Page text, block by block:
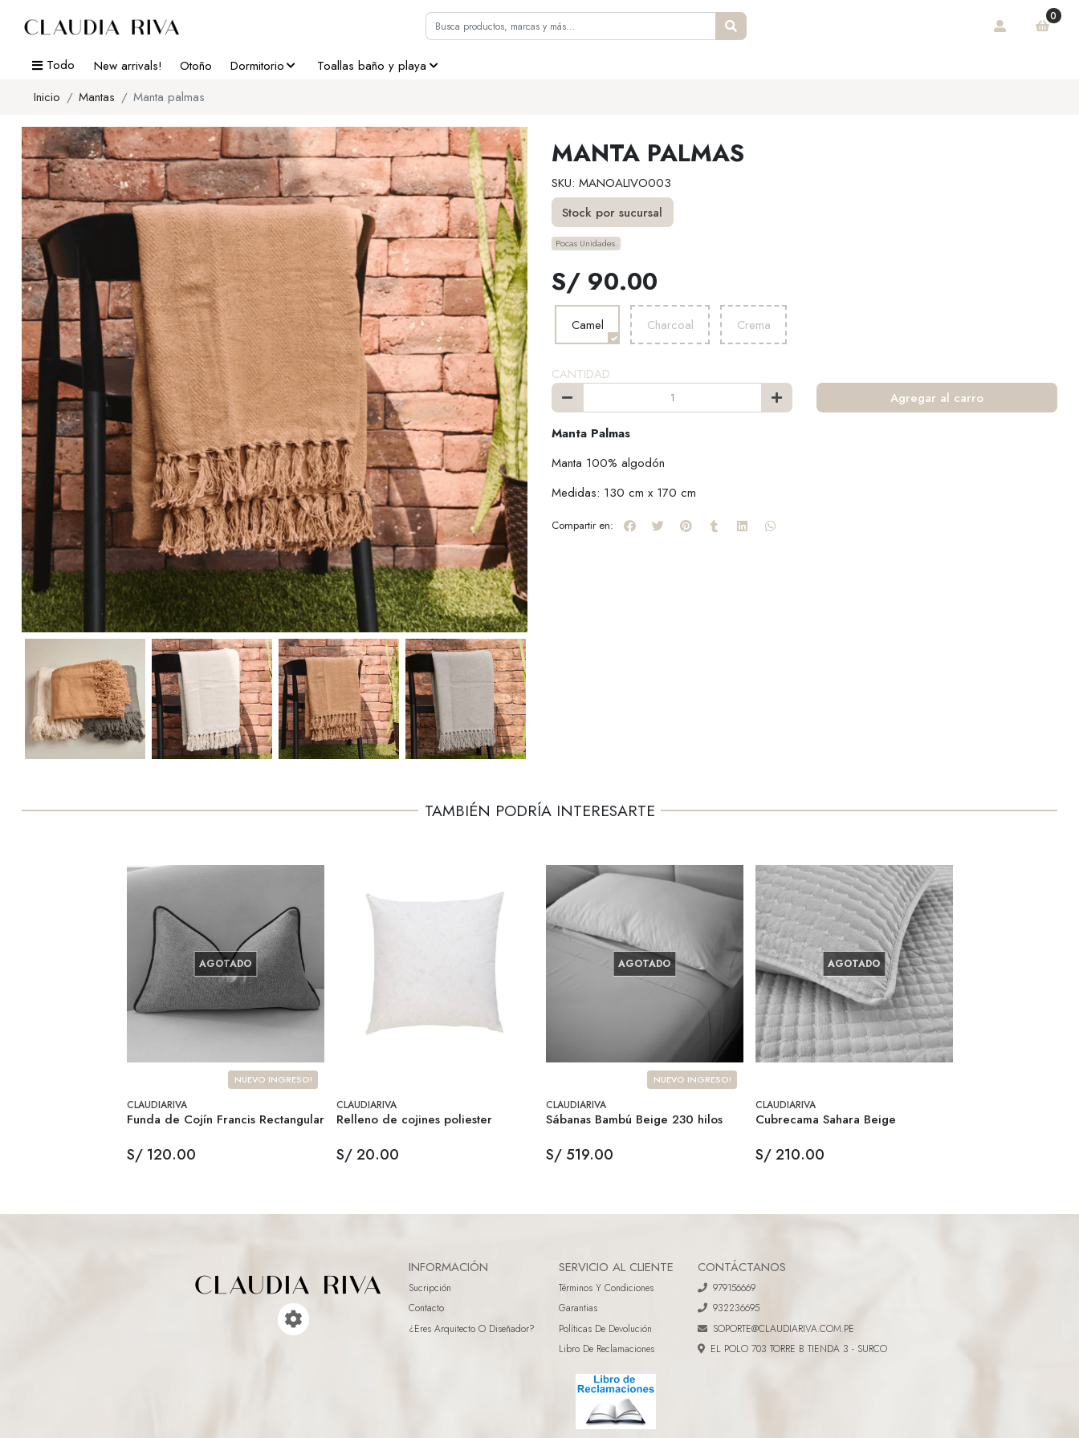
0
Todo New arrivals! Otoño Dormitorio
Toallas baño y playa
Inicio
Mantas Manta palmas
MANTA PALMAS
SKU: MANOALIVO003
Stock por sucursal
Pocas Unidades.
S/ 90.00
Camel Charcoal Crema
CANTIDAD
Agregar al carro
Manta Palmas
Manta 100% algodón
Medidas: 130 cm x 170 cm
Compartir en:
TAMBIÉN PODRÍA INTERESARTE
AGOTADO
NUEVO INGRESO!
CLAUDIARIVA
Funda de Cojín Francis Rectangular
S/ 120.00
CLAUDIARIVA
Relleno de cojines poliester
S/ 20.00
AGOTADO
NUEVO INGRESO!
CLAUDIARIVA
Sábanas Bambú Beige 230 hilos
S/ 519.00
AGOTADO
CLAUDIARIVA
Cubrecama Sahara Beige
S/ 210.00
INFORMACIÓN
Sucripción
Contacto
¿eres Arquitecto O Diseñador?
SERVICIO AL CLIENTE
Términos Y Condiciones
Garantias
Políticas De Devolución
Libro De Reclamaciones
CONTÁCTANOS
979156669
932236695
SOPORTE@CLAUDIARIVA.COM.PE
EL POLO 703 TORRE B TIENDA 3 - SURCO